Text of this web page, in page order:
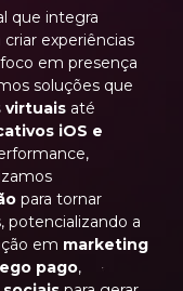
que integra
experiências
em presença
soluções que
virtuais até
iOS e
para tornar
potencializando a
em marketing
pago,